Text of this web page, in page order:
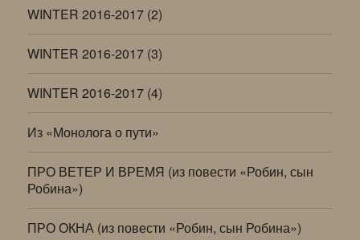
WINTER 2016-2017 (2)
WINTER 2016-2017 (3)
WINTER 2016-2017 (4)
Из «Монолога о пути»
ПРО ВЕТЕР И ВРЕМЯ (из повести «Робин, сын
Робина»)
ПРО ОКНА (из повести «Робин, сын Робина»)